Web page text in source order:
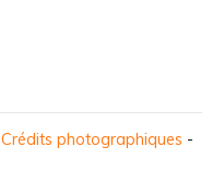
Crédits photographiques -